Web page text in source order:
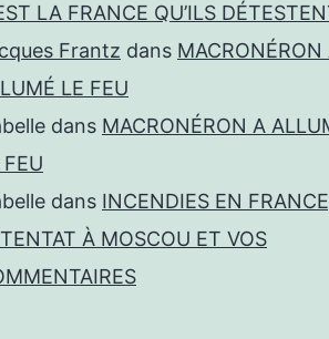
LA FRANCE QU’ILS
Frantz dans MACRONÉRON
LE FEU
dans MACRONÉRON A
FEU
dans INCENDIES EN
À MOSCOU ET VOS